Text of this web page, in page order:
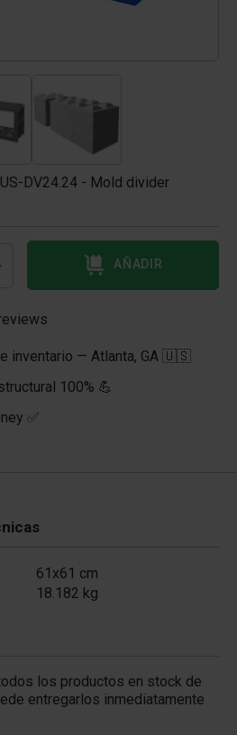
US-DV24.24 - Mold divider
AÑADIR
inventario — Atlanta, GA 🇺🇸
100% 💪
✅
61x61 cm
18.182 kg
los productos en stock de
entregarlos inmediatamente